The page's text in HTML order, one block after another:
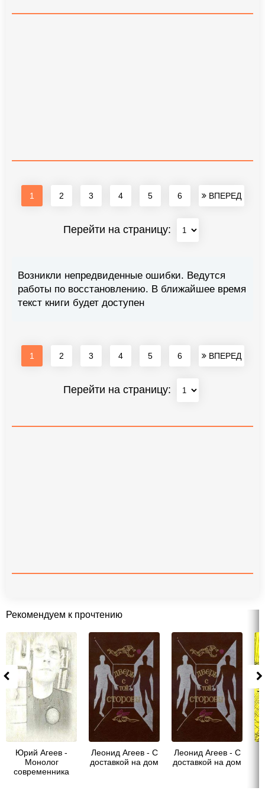
1 2 3 4 5 6 ВПЕРЕД
Перейти на страницу:
Возникли непредвиденные ошибки. Ведутся
работы по восстановлению. В ближайшее время
текст книги будет доступен
1 2 3 4 5 6 ВПЕРЕД
Перейти на страницу:
Рекомендуем к прочтению
Юрий Агеев -
Монолог
современника
Леонид Агеев - С
доставкой на дом
Леонид Агеев - С
доставкой на дом